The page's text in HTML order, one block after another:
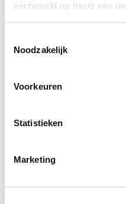
verzameld op basis van
Noodzakelijk
Voorkeuren
Statistieken
Marketing
en -welzijn, ontwikkelt
van de spijsvertering en
vachtverzorging, elk
maximale
veiligheid en
De veiligheid en
kwaliteitscontroles.